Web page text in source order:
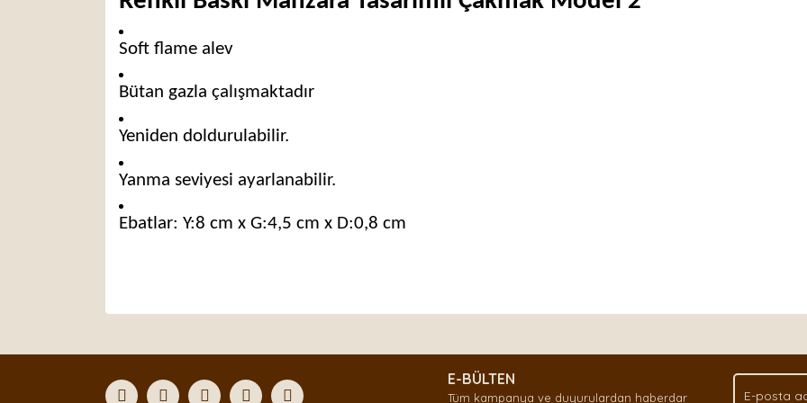
Soft flame alev
Bütan gazla çalışmaktadır
Yeniden doldurulabilir.
Yanma seviyesi ayarlanabilir.
Ebatlar: Y:8 cm x G:4,5 cm x D:0,8 cm
Ürün açıklamasında eksik bilgiler bulunuyor.
E-BÜLTEN
Tüm kampanya ve duyurulardan haberdar